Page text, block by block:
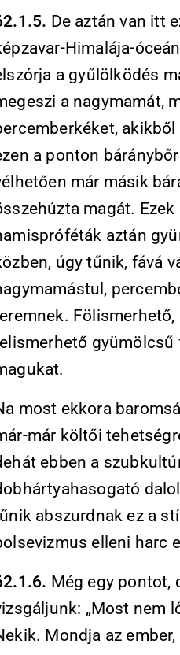
De aztán van itt
Himalája-
a gyűlölködés
a nagymamát,
a ponton
már másik
magát.
aztán
úgy tűnik, fává
gyümölcsű
most ekkora
már költői
ebben a
abszurdnak ez a
elleni harc
Még egy pontot,
„Most nem
Mondja az